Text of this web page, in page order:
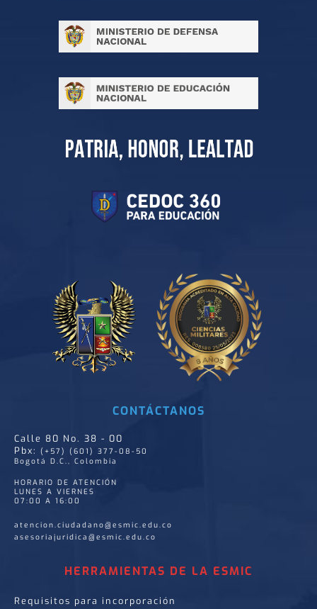
CONTÁCTANOS
Calle 80 No. 38 - 00
Pbx:
(+57) (601) 377-08-50
Bogotá D.C., Colombia
HORARIO DE ATENCIÓN
LUNES A VIERNES
07:00 A 16:00
atencion.ciudadano@esmic.edu.co
asesoriajuridica@esmic.edu.co
HERRAMIENTAS DE LA ESMIC
Requisitos para incorporación